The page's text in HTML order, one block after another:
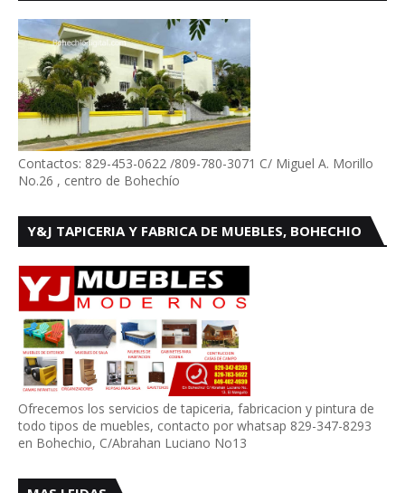
Contactos: 829-453-0622 /809-780-3071 C/ Miguel A. Morillo
No.26 , centro de Bohechío
Y&J TAPICERIA Y FABRICA DE MUEBLES, BOHECHIO
Ofrecemos los servicios de tapiceria, fabricacion y pintura de
todo tipos de muebles, contacto por whatsap 829-347-8293
en Bohechio, C/Abrahan Luciano No13